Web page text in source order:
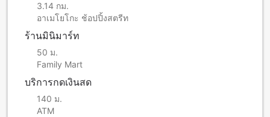
3.14 กม.
อาเมโยโกะ ช้อปปิ้งสตรีท
ร้านมินิมาร์ท
50 ม.
Family Mart
บริการกดเงินสด
140 ม.
ATM